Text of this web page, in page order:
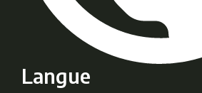
Langue